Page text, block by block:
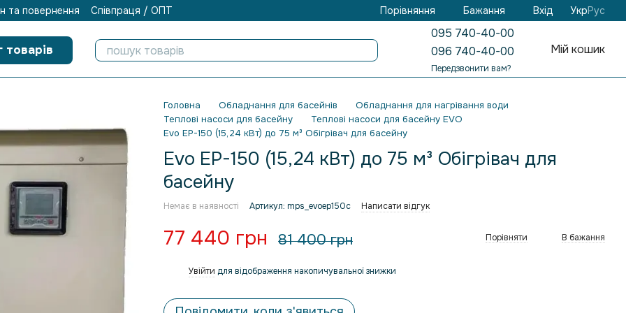
та повернення Співпраця / ОПТ Порівняння Бажання Вхід УкрРус
товарів
095 740-40-00
096 740-40-00
Передзвонити вам?
Мій кошик
Головна Обладнання для басейнів
Обладнання для нагрівання води
Теплові насоси для басейну
Теплові насоси для басейну EVO
Evo EP-150 (15,24 кВт) до 75 м³ Обігрівач для басейну
Evo EP-150 (15,24 кВт) до 75 м³ Обігрівач для
басейну
Немає в наявності Артикул: mps_evoep150c Написати відгук
77 440 грн 81 400 грн Порівняти В бажання
Увійти для відображення накопичувальної знижки